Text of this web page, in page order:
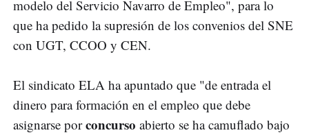
modelo del Servicio Navarro de Empleo", para lo
que ha pedido la supresión de los convenios del SNE
con UGT, CCOO y CEN.
El sindicato ELA ha apuntado que "de entrada el
dinero para formación en el empleo que debe
asignarse porconcurso abierto se ha camuflado bajo